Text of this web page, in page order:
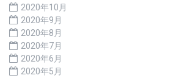
2020年10月
2020年9月
2020年8月
2020年7月
2020年6月
2020年5月